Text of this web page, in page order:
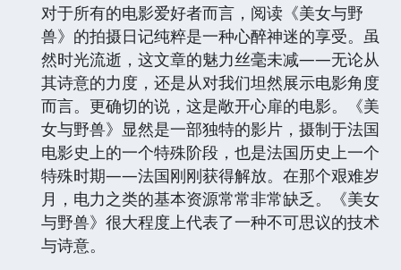
对于所有的电影爱好者而言，阅读《美女与野
兽》的拍摄日记纯粹是一种心醉神迷的享受。虽
然时光流逝，这文章的魅力丝毫未减——无论从
其诗意的力度，还是从对我们坦然展示电影角度
而言。更确切的说，这是敞开心扉的电影。《美
女与野兽》显然是一部独特的影片，摄制于法国
电影史上的一个特殊阶段，也是法国历史上一个
特殊时期——法国刚刚获得解放。在那个艰难岁
月，电力之类的基本资源常常非常缺乏。《美女
与野兽》很大程度上代表了一种不可思议的技术
与诗意。